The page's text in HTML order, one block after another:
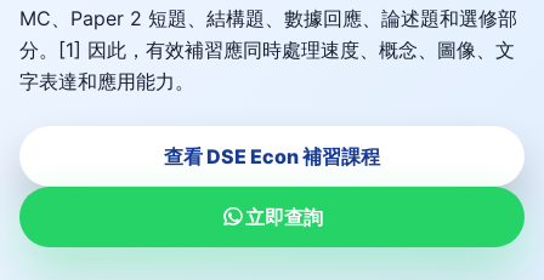
MC、Paper 2 短題、結構題、數據回應、論述題和選修部
分。 [1] 因此，有效補習應同時處理速度、概念、圖像、文
字表達和應用能力。
查看 DSE Econ 補習課程
立即查詢